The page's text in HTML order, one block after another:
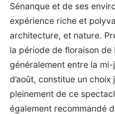
Sénanque et de ses
expérience riche et
architecture, et nature.
la période de floraison de
généralement entre la
d’août, constitue un
pleinement de ce
également recommandé